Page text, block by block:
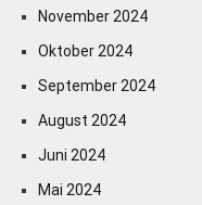
November 2024
Oktober 2024
September 2024
August 2024
Juni 2024
Mai 2024